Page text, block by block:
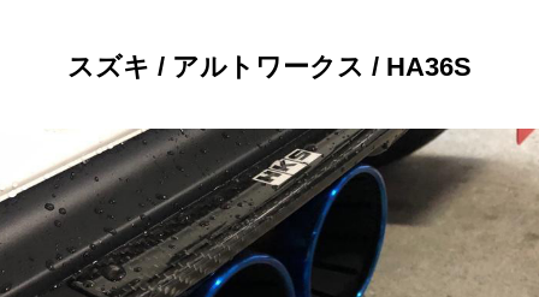
スズキ / アルトワークス / HA36S